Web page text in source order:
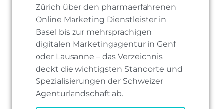
Zürich über den pharmaerfahrenen
Online Marketing Dienstleister in
Basel bis zur mehrsprachigen
digitalen Marketingagentur in Genf
oder Lausanne – das Verzeichnis
deckt die wichtigsten Standorte und
Spezialisierungen der Schweizer
Agenturlandschaft ab.